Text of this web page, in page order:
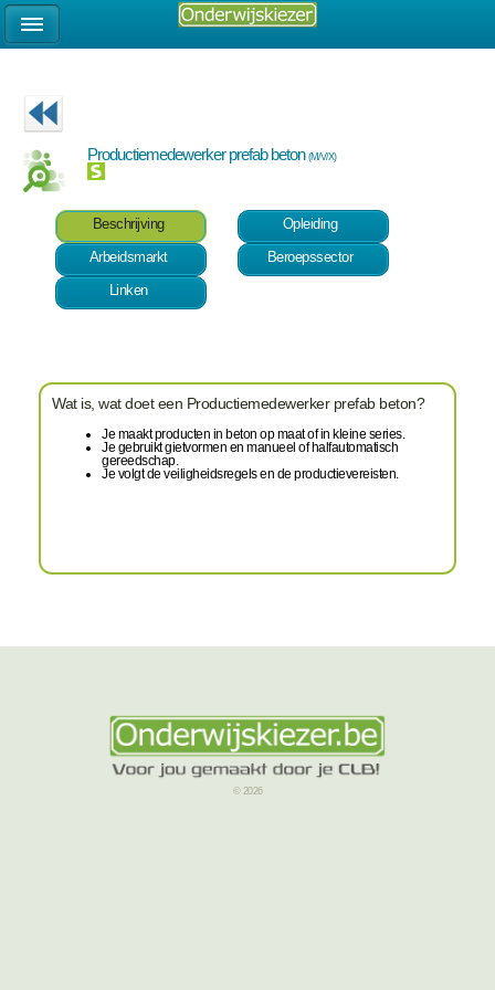
Productiemedewerker prefab beton(M/V/X)
Beschrijving
Opleiding
Arbeidsmarkt
Beroepssector
Linken
Wat is, wat doet een Productiemedewerker prefab beton?
Je maakt producten in beton op maat of in kleine series.
Je gebruikt gietvormen en manueel of halfautomatisch
gereedschap.
Je volgt de veiligheidsregels en de productievereisten.
© 2026